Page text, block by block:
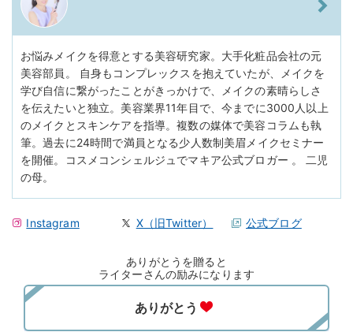
お悩みメイクを得意とする美容研究家。大手化粧品会社の元
美容部員。 自身もコンプレックスを抱えていたが、メイクを
学び自信に繋がったことがきっかけで、メイクの素晴らしさ
を伝えたいと独立。美容業界11年目で、今までに3000人以上
のメイクとスキンケアを指導。複数の媒体で美容コラムも執
筆。過去に24時間で満員となる少人数制美眉メイクセミナー
を開催。コスメコンシェルジュでマキア公式ブロガー 。 二児
の母。
Instagram X（旧Twitter） 公式ブログ
ありがとうを贈ると
ライターさんの励みになります